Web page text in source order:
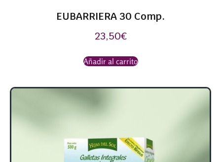
EUBARRIERA 30 Comp.
23,50€
Añadir al carrito